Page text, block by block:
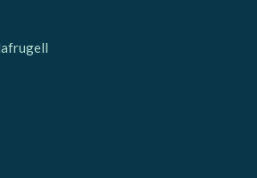
així ho desitja, impedir que siguin
acció podrà ocasionar dificultats de
i l'anàlisi del comportament
de cookies s'utilitza en el